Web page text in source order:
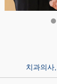
치과의사